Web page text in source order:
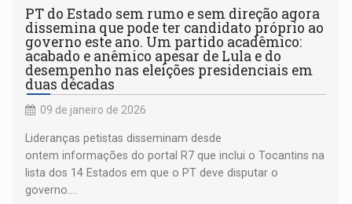
PT do Estado sem rumo e sem direção agora
dissemina que pode ter candidato próprio ao
governo este ano. Um partido acadêmico:
acabado e anêmico apesar de Lula e do
desempenho nas eleições presidenciais em
duas décadas
09 de janeiro de 2026
Lideranças petistas disseminam desde
ontem informações do portal R7 que inclui o Tocantins na
lista dos 14 Estados em que o PT deve disputar o
governo....